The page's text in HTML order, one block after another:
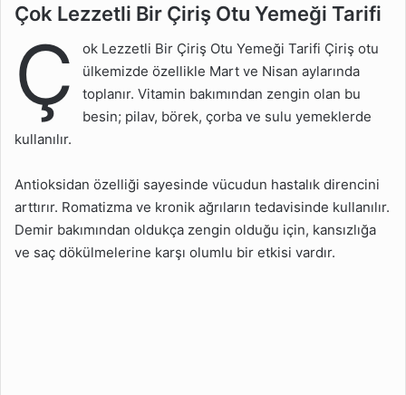
Çok Lezzetli Bir Çiriş Otu
Yemeği Tarifi
Malzemeler
Talimatlar
Çiriş Otu Yemeği Tarifi
Video
Çok Lezzetli Bir Çiriş Otu Yemeği Tarifi
Ç
ok Lezzetli Bir Çiriş Otu Yemeği Tarifi Çiriş otu
ülkemizde özellikle Mart ve Nisan aylarında
toplanır. Vitamin bakımından zengin olan bu
besin; pilav, börek, çorba ve sulu yemeklerde
kullanılır.
Antioksidan özelliği sayesinde vücudun hastalık direncini
arttırır. Romatizma ve kronik ağrıların tedavisinde kullanılır.
Demir bakımından oldukça zengin olduğu için, kansızlığa
ve saç dökülmelerine karşı olumlu bir etkisi vardır.